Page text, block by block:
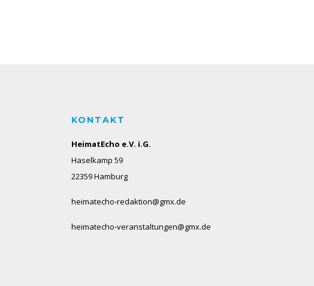
KONTAKT
HeimatEcho e.V. i.G.
Haselkamp 59
22359 Hamburg
heimatecho-redaktion@gmx.de
heimatecho-veranstaltungen@gmx.de